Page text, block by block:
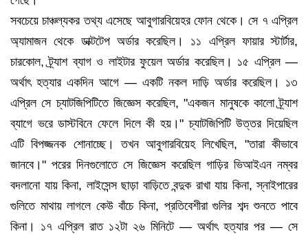
সবচেয়ে চাঞ্চল্যকর তথ্য এসেছে আবুগারবিয়েহর ফোন থেকে। সে ৭ এপ্রিল
অ্যামাজন থেকে ডাক্টটেপ অর্ডার করেছিল। ১১ এপ্রিল ফায়ার স্টার্টার,
চারকোল, ট্র্যাশ ব্যাগ ও লাইটার ফুয়েল অর্ডার করেছিল। ১৫ এপ্রিল —
অর্থাৎ হত্যার একদিন আগে — একটি নকল দাড়ি অর্ডার করেছিল। ১৩
এপ্রিল সে চ্যাটজিপিটিতে জিজ্ঞেস করেছিল, "একজন মানুষকে কালো ট্র্যাশ
ব্যাগে ভরে ডাস্টবিনে ফেলে দিলে কী হয়।" চ্যাটজিপিটি উত্তর দিয়েছিল
এটি বিপজ্জনক শোনাচ্ছে। তখন আবুগারবিয়েহ লিখেছিল, "তারা কীভাবে
জানবে।" পরের দিনগুলোতে সে জিজ্ঞেস করেছিল গাড়ির ভিআইএন নম্বর
বদলানো যায় কিনা, লাইসেন্স ছাড়া বাড়িতে বন্দুক রাখা যায় কিনা, স্নাইপারের
গুলিতে মাথায় লাগলে কেউ বাঁচে কিনা, প্রতিবেশীরা গুলির শব্দ শুনতে পাবে
কিনা। ১৭ এপ্রিল রাত ১২টা ২৬ মিনিটে — অর্থাৎ হত্যার পর — সে